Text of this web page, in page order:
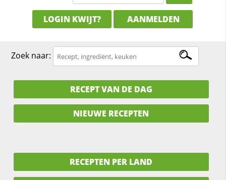
LOGIN KWIJT? AANMELDEN
Zoek naar:
RECEPT VAN DE DAG
NIEUWE RECEPTEN
RECEPTEN PER LAND